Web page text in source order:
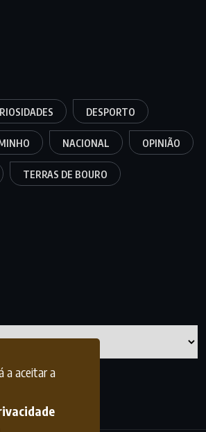
a aceitar a
DESPORTO
NACIONAL OPINIÃO
TERRAS DE BOURO